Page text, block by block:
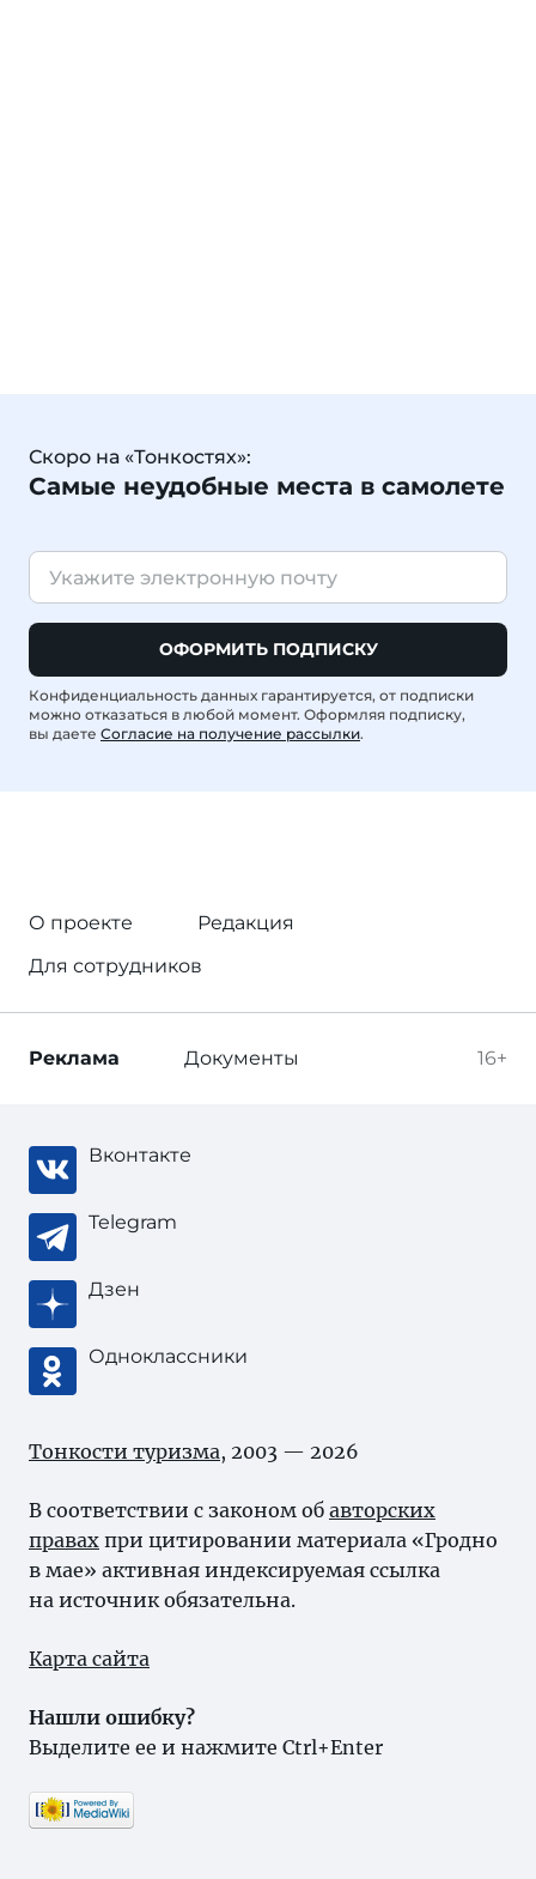
Скоро на «Тонкостях»:
Самые неудобные места в самолете
ОФОРМИТЬ ПОДПИСКУ
Конфиденциальность данных гарантируется, от подписки
можно отказаться в любой момент. Оформляя подписку,
вы даете Согласие на получение рассылки.
О проекте
Редакция
Для сотрудников
16+
Реклама Документы
Вконтакте
Telegram
Дзен
Одноклассники
Тонкости туризма, 2003 — 2026
В соответствии с законом об авторских
правах при цитировании материала «Гродно
в мае» активная индексируемая ссылка
на источник обязательна.
Карта сайта
Нашли ошибку?
Выделите ее и нажмите Ctrl+Enter